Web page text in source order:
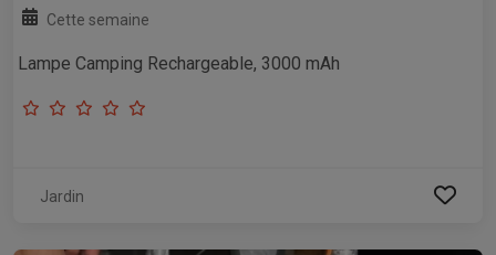
Cette semaine
Lampe Camping Rechargeable, 3000 mAh
Jardin